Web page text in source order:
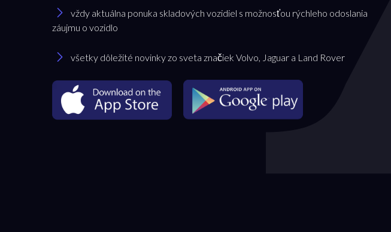
vždy aktuálna ponuka skladových vozidiel s možnosťou rýchleho odoslania
záujmu o vozidlo
všetky dôležité novinky zo sveta značiek Volvo, Jaguar a Land Rover